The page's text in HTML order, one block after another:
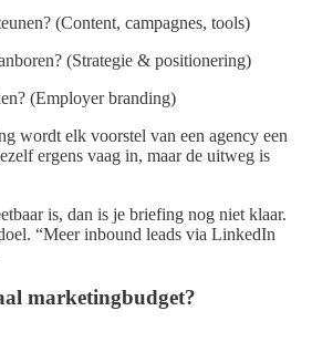
(Content, campagnes, tools)
(Strategie & positionering)
(Employer branding)
wordt elk voorstel van een agency een
ergens vaag in, maar de uitweg is
is, dan is je briefing nog niet klaar.
“Meer inbound leads via LinkedIn
marketingbudget?